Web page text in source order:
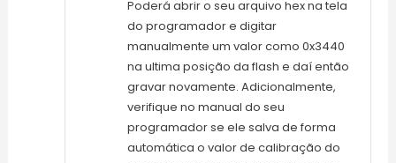
Poderá abrir o seu arquivo hex na tela
do programador e digitar
manualmente um valor como 0x3440
na ultima posição da flash e daí então
gravar novamente. Adicionalmente,
verifique no manual do seu
programador se ele salva de forma
automática o valor de calibração do